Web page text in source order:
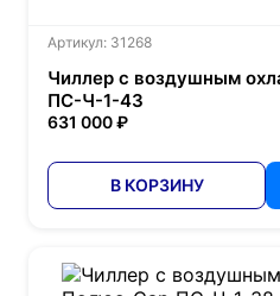
Артикул: 31268
Чиллер с воздушным
ПС-Ч-1-43
631 000 ₽
В КОРЗИНУ